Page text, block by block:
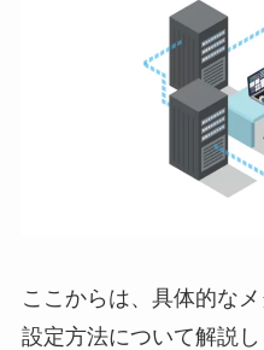
ここからは、具体的な
設定方法について解説し